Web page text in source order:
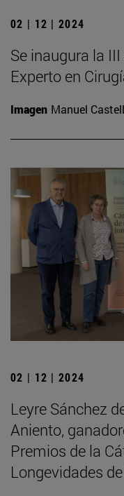
02 | 12 | 2024
Se inaugura la
Experto en
Imagen Manuel
02 | 12 | 2024
Leyre Sánchez
Aniento,
Premios de la
Longevidades